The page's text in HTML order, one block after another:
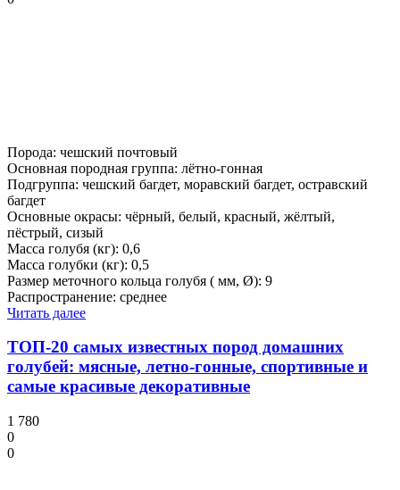
Порода: чешский почтовый
Основная породная группа: лётно-гонная
Подгруппа: чешский багдет, моравский багдет, остравский
багдет
Основные окрасы: чёрный, белый, красный, жёлтый,
пёстрый, сизый
Масса голубя (кг): 0,6
Масса голубки (кг): 0,5
Размер меточного кольца голубя ( мм, Ø): 9
Распространение: среднее
Читать далее
ТОП-20 самых известных пород домашних
голубей: мясные, летно-гонные, спортивные и
самые красивые декоративные
1 780
0
0